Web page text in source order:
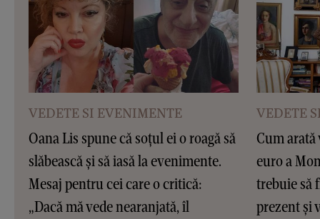
VEDETE SI EVENIMENTE
Oana Lis spune că soțul ei o roagă să
slăbească și să iasă la evenimente.
Mesaj pentru cei care o critică:
„Dacă mă vede nearanjată, îl
VEDETE
Cum arată
euro a
trebuie să
prezent și